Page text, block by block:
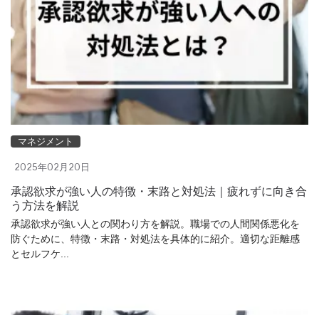
マネジメント
2025年02月20日
承認欲求が強い人の特徴・末路と対処法｜疲れずに向き合
う方法を解説
承認欲求が強い人との関わり方を解説。職場での人間関係悪化を
防ぐために、特徴・末路・対処法を具体的に紹介。適切な距離感
とセルフケ...